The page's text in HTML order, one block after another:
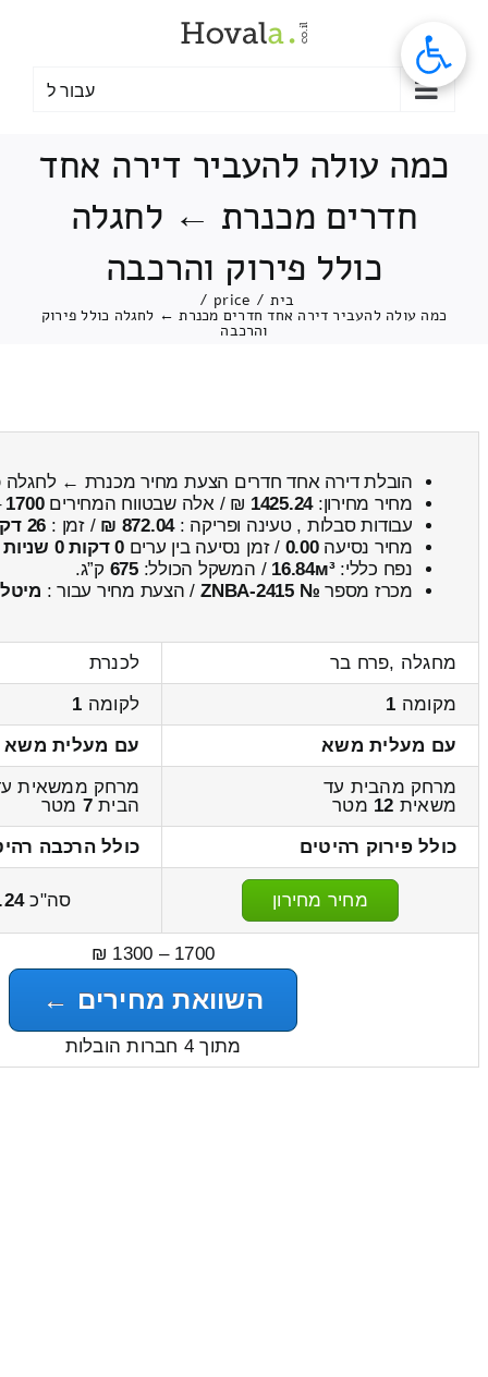
עבור ל
כמה עולה להעביר דירה אחד
חדרים מכנרת ← לחגלה
כולל פירוק והרכבה
בית /
price
/
כמה עולה להעביר דירה אחד חדרים מכנרת ← לחגלה כולל פירוק
והרכבה
הובלת דירה אחד חדרים הצעת מחיר מכנרת ← לחגלה
מחיר מחירון:1425.24 ₪ / אלה שבטווח המחירים1700
עבודות סבלות , טעינה ופריקה :872.04 ₪ / זמן : 26 דקות 31 שניות
מחיר נסיעה0.00 / זמן נסיעה בין ערים0 דקות 0 שניות
נפח כללי:16.84м³ / המשקל הכולל:675 ק”ג.
מכרז מספר № ZNBA-2415 / הצעת מחיר עבור : מיטל
מחגלה ,פרח בר
לכנרת
מקומה 1 לקומה 1
עם מעלית משא
עם מעלית משא
מרחק מהבית עד
משאית 12 מטר
מרחק ממשאית
הבית7 מטר
כולל פירוק רהיטים
כולל הרכבה
מחיר מחירון סה"כ
1700 – 1300 ₪
השוואת מחירים ←
מתוך 4 חברות הובלות